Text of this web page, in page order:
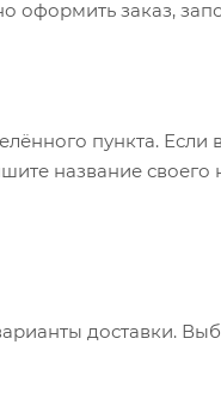
оформить заказ,
пункта.
название своего
доставки.